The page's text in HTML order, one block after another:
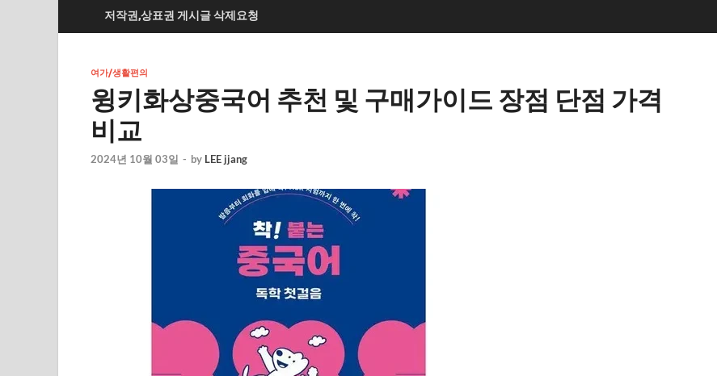
저작권,상표권 게시글 삭제요청
여가/생활편의
윙키화상중국어 추천 및 구매가이드 장점 단점 가격
비교
2024년 10월 03일 - by LEE jjang